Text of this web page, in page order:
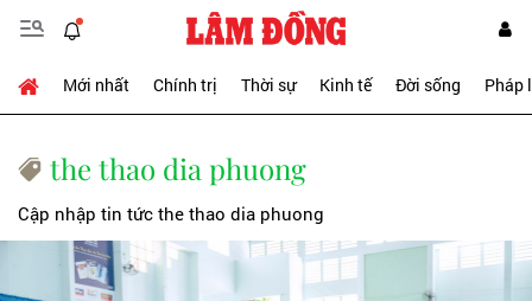
Mới nhất Chính trị Thời sự Kinh tế Đời sống Pháp
the thao dia phuong
Cập nhập tin tức the thao dia phuong